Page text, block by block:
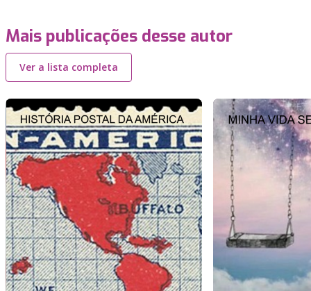
Mais publicações desse autor
Ver a lista completa